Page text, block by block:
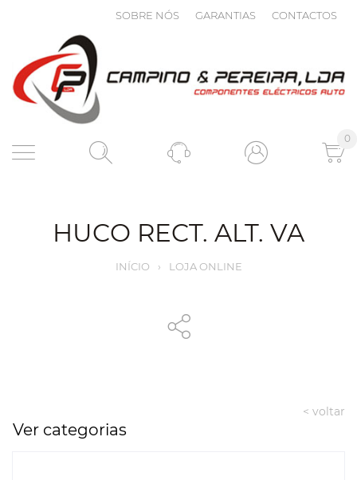
SOBRE NÓS GARANTIAS CONTACTOS
0
HUCO RECT. ALT. VA
INÍCIO › LOJA ONLINE
< voltar
Ver categorias